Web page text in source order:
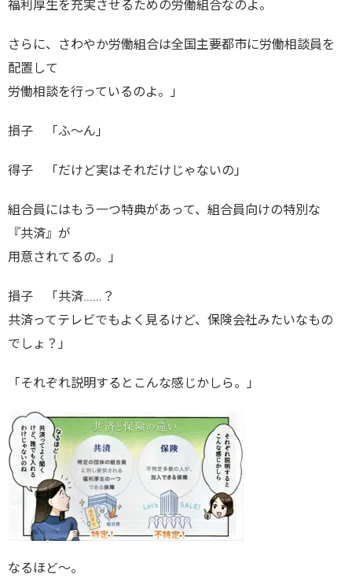
福利厚生を充実させるための労働組合なのよ。
さらに、さわやか労働組合は全国主要都市に労働相談員を
配置して
労働相談を行っているのよ。」
損子 「ふ～ん」
得子 「だけど実はそれだけじゃないの」
組合員にはもう一つ特典があって、組合員向けの特別な
『共済』が
用意されてるの。」
損子 「共済……？
共済ってテレビでもよく見るけど、保険会社みたいなもの
でしょ？」
「それぞれ説明するとこんな感じかしら。」
なるほど～。